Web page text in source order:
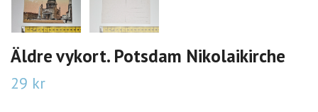
Äldre vykort. Potsdam Nikolaikirche
29 kr